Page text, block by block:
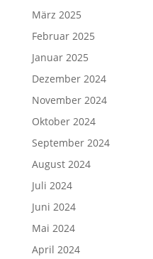
März 2025
Februar 2025
Januar 2025
Dezember 2024
November 2024
Oktober 2024
September 2024
August 2024
Juli 2024
Juni 2024
Mai 2024
April 2024